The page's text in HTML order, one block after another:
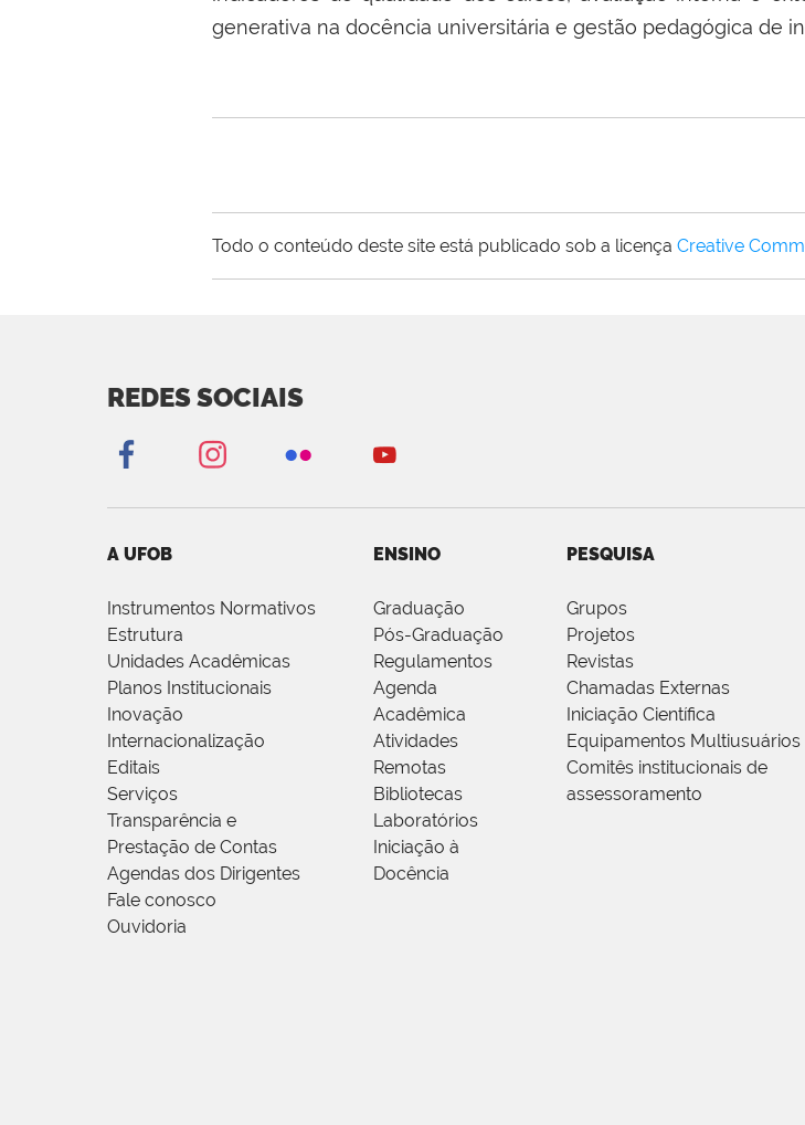
generativa na docência universitária e gestão pedagógica de
Todo o conteúdo deste site está publicado sob a licença Creative
REDES SOCIAIS
A UFOB
Instrumentos Normativos
Estrutura
Unidades Acadêmicas
Planos Institucionais
Inovação
Internacionalização
Editais
Serviços
Transparência e
Prestação de Contas
Agendas dos Dirigentes
Fale conosco
Ouvidoria
ENSINO
Graduação
Pós-Graduação
Regulamentos
Agenda
Acadêmica
Atividades
Remotas
Bibliotecas
Laboratórios
Iniciação à
Docência
PESQUISA
Grupos
Projetos
Revistas
Chamadas Externas
Iniciação Científica
Equipamentos Multiusuários
Comitês institucionais de
assessoramento